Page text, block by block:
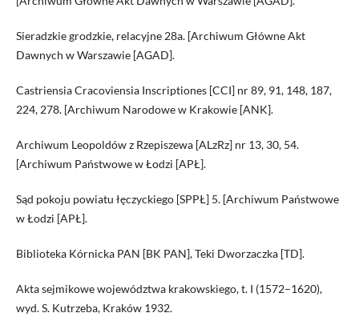
Sieradzkie grodzkie, relacyjne 28a. [Archiwum Główne Akt
Dawnych w Warszawie [AGAD].
Castriensia Cracoviensia Inscriptiones [CCI] nr 89, 91, 148, 187,
224, 278. [Archiwum Narodowe w Krakowie [ANK].
Archiwum Leopoldów z Rzepiszewa [ALzRz] nr 13, 30, 54.
[Archiwum Państwowe w Łodzi [APŁ].
Sąd pokoju powiatu łęczyckiego [SPPŁ] 5. [Archiwum Państwowe
w Łodzi [APŁ].
Biblioteka Kórnicka PAN [BK PAN], Teki Dworzaczka [TD].
Akta sejmikowe województwa krakowskiego, t. I (1572–1620),
wyd. S. Kutrzeba, Kraków 1932.